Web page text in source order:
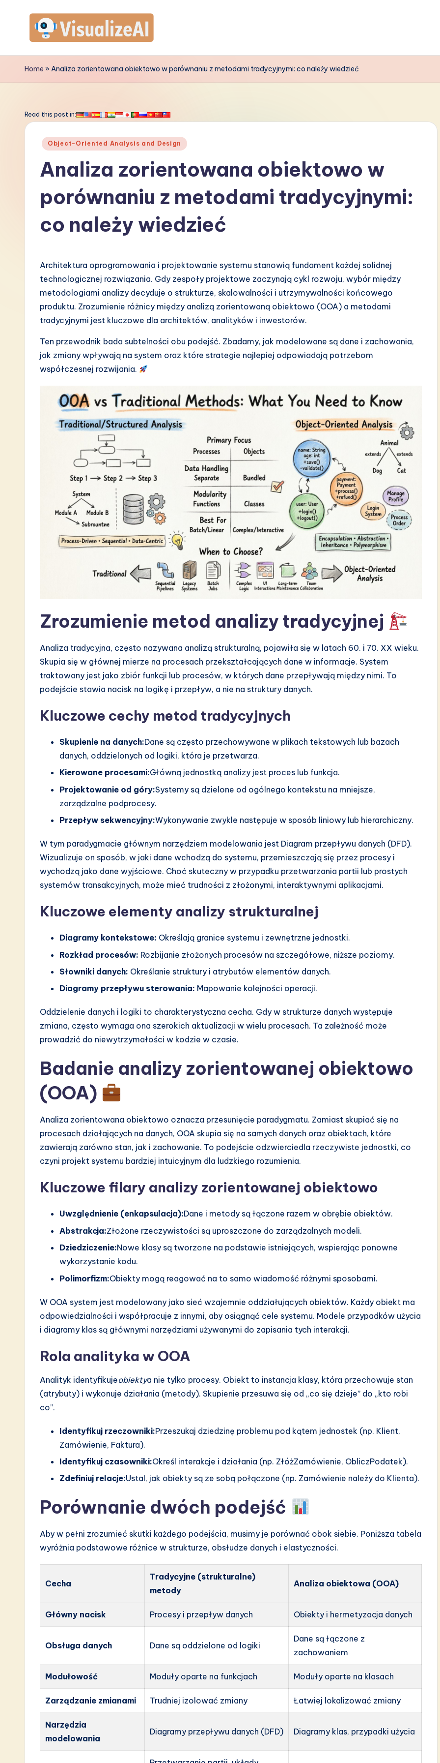
contentV
is
a
ft
w
ti
Home »Analiza zorientowana obiektowo w porównaniu z metodami tradycyjnymi: co należy wiedzieć
Read this post in:
Posted
Object-Oriented Analysis and Design
Analiza zorientowana obiektowo w
porównaniu z metodami tradycyjnymi:
co należy wiedzieć
Architektura oprogramowania i projektowanie systemu stanowią fundament każdej solidnej
technologicznej rozwiązania. Gdy zespoły projektowe zaczynają cykl rozwoju, wybór między
metodologiami analizy decyduje o strukturze, skalowalności i utrzymywalności końcowego
produktu. Zrozumienie różnicy między analizą zorientowaną obiektowo (OOA) a metodami
tradycyjnymi jest kluczowe dla architektów, analityków i inwestorów.
Ten przewodnik bada subtelności obu podejść. Zbadamy, jak modelowane są dane i zachowania,
jak zmiany wpływają na system oraz które strategie najlepiej odpowiadają potrzebom
współczesnej rozwijania.
Zrozumienie metod analizy tradycyjnej
Analiza tradycyjna, często nazywana analizą strukturalną, pojawiła się w latach 60. i 70. XX wieku.
Skupia się w głównej mierze na procesach przekształcających dane w informacje. System
traktowany jest jako zbiór funkcji lub procesów, w których dane przepływają między nimi. To
podejście stawia nacisk na logikę i przepływ, a nie na struktury danych.
Kluczowe cechy metod tradycyjnych
Skupienie na danych:Dane są często przechowywane w plikach tekstowych lub bazach
danych, oddzielonych od logiki, która je przetwarza.
Kierowane procesami:Główną jednostką analizy jest proces lub funkcja.
Projektowanie od góry:Systemy są dzielone od ogólnego kontekstu na mniejsze,
zarządzalne podprocesy.
Przepływ sekwencyjny:Wykonywanie zwykle następuje w sposób liniowy lub hierarchiczny.
W tym paradygmacie głównym narzędziem modelowania jest Diagram przepływu danych (DFD).
Wizualizuje on sposób, w jaki dane wchodzą do systemu, przemieszczają się przez procesy i
wychodzą jako dane wyjściowe. Choć skuteczny w przypadku przetwarzania partii lub prostych
systemów transakcyjnych, może mieć trudności z złożonymi, interaktywnymi aplikacjami.
Kluczowe elementy analizy strukturalnej
Diagramy kontekstowe: Określają granice systemu i zewnętrzne jednostki.
Rozkład procesów: Rozbijanie złożonych procesów na szczegółowe, niższe poziomy.
Słowniki danych: Określanie struktury i atrybutów elementów danych.
Diagramy przepływu sterowania: Mapowanie kolejności operacji.
Oddzielenie danych i logiki to charakterystyczna cecha. Gdy w strukturze danych występuje
zmiana, często wymaga ona szerokich aktualizacji w wielu procesach. Ta zależność może
prowadzić do niewytrzymałości w kodzie w czasie.
Badanie analizy zorientowanej obiektowo
(OOA)
Analiza zorientowana obiektowo oznacza przesunięcie paradygmatu. Zamiast skupiać się na
procesach działających na danych, OOA skupia się na samych danych oraz obiektach, które
zawierają zarówno stan, jak i zachowanie. To podejście odzwierciedla rzeczywiste jednostki, co
czyni projekt systemu bardziej intuicyjnym dla ludzkiego rozumienia.
Kluczowe filary analizy zorientowanej obiektowo
Uwzględnienie (enkapsulacja):Dane i metody są łączone razem w obrębie obiektów.
Abstrakcja:Złożone rzeczywistości są uproszczone do zarządzalnych modeli.
Dziedziczenie:Nowe klasy są tworzone na podstawie istniejących, wspierając ponowne
wykorzystanie kodu.
Polimorfizm:Obiekty mogą reagować na to samo wiadomość różnymi sposobami.
W OOA system jest modelowany jako sieć wzajemnie oddziałujących obiektów. Każdy obiekt ma
odpowiedzialności i współpracuje z innymi, aby osiągnąć cele systemu. Modele przypadków użycia
i diagramy klas są głównymi narzędziami używanymi do zapisania tych interakcji.
Rola analityka w OOA
Analityk identyfikujeobiektya nie tylko procesy. Obiekt to instancja klasy, która przechowuje stan
(atrybuty) i wykonuje działania (metody). Skupienie przesuwa się od „co się dzieje” do „kto robi
co”.
Identyfikuj rzeczowniki:Przeszukaj dziedzinę problemu pod kątem jednostek (np. Klient,
Zamówienie, Faktura).
Identyfikuj czasowniki:Określ interakcje i działania (np. ZłóżZamówienie, ObliczPodatek).
Zdefiniuj relacje:Ustal, jak obiekty są ze sobą połączone (np. Zamówienie należy do Klienta).
Porównanie dwóch podejść
Aby w pełni zrozumieć skutki każdego podejścia, musimy je porównać obok siebie. Poniższa tabela
wyróżnia podstawowe różnice w strukturze, obsłudze danych i elastyczności.
Cecha
Tradycyjne (strukturalne)
metody
Analiza obiektowa (OOA)
Główny nacisk Procesy i przepływ danych Obiekty i hermetyzacja danych
Obsługa danych Dane są oddzielone od logiki
Dane są łączone z
zachowaniem
Modułowość Moduły oparte na funkcjach Moduły oparte na klasach
Zarządzanie zmianami Trudniej izolować zmiany Łatwiej lokalizować zmiany
Narzędzia
modelowania
Diagramy przepływu danych (DFD) Diagramy klas, przypadki użycia